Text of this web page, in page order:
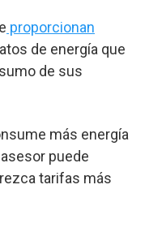
proporcionan
de energía que
de sus
más energía
puede
tarifas más